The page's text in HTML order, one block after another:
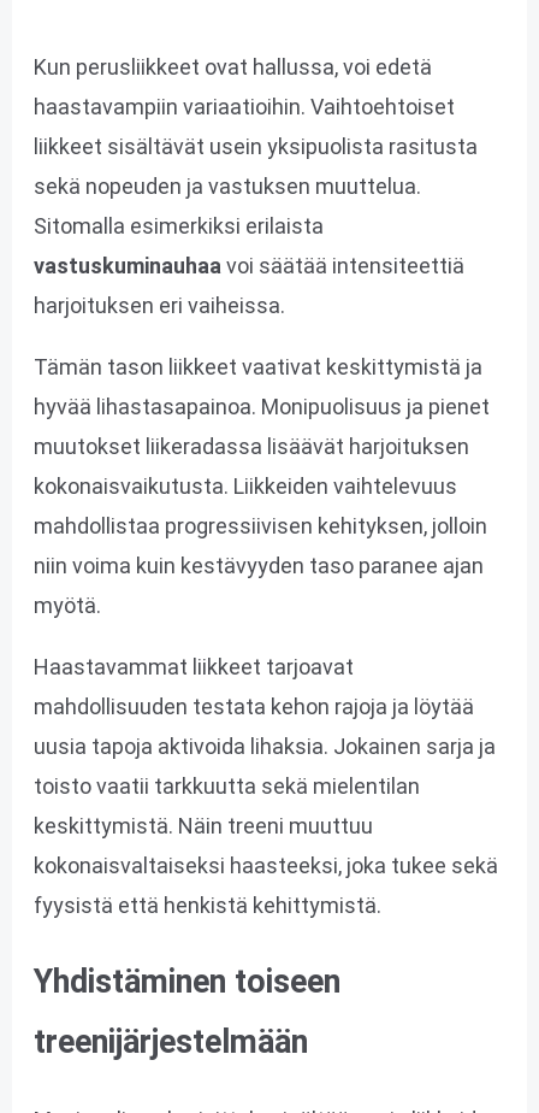
Kun perusliikkeet ovat hallussa, voi edetä
haastavampiin variaatioihin. Vaihtoehtoiset
liikkeet sisältävät usein yksipuolista rasitusta
sekä nopeuden ja vastuksen muuttelua.
Sitomalla esimerkiksi erilaista
vastuskuminauhaa voi säätää intensiteettiä
harjoituksen eri vaiheissa.
Tämän tason liikkeet vaativat keskittymistä ja
hyvää lihastasapainoa. Monipuolisuus ja pienet
muutokset liikeradassa lisäävät harjoituksen
kokonaisvaikutusta. Liikkeiden vaihtelevuus
mahdollistaa progressiivisen kehityksen, jolloin
niin voima kuin kestävyyden taso paranee ajan
myötä.
Haastavammat liikkeet tarjoavat
mahdollisuuden testata kehon rajoja ja löytää
uusia tapoja aktivoida lihaksia. Jokainen sarja ja
toisto vaatii tarkkuutta sekä mielentilan
keskittymistä. Näin treeni muuttuu
kokonaisvaltaiseksi haasteeksi, joka tukee sekä
fyysistä että henkistä kehittymistä.
Yhdistäminen toiseen
treenijärjestelmään